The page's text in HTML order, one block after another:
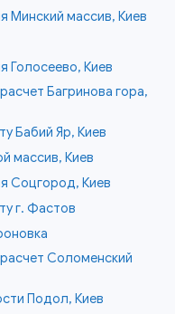
Минский массив, Киев
Голосеево, Киев
Багринова гора,
Бабий Яр, Киев
массив, Киев
Соцгород, Киев
г. Фастов
Соломенский
Подол, Киев